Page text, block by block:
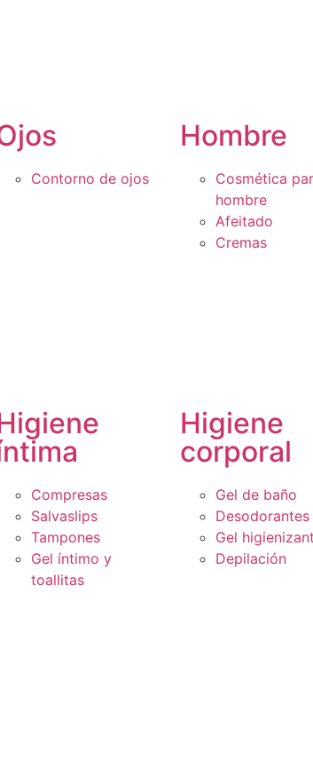
Contorno de ojos
Hombre
Cosmética
hombre
Afeitado
Cremas
Compresas
Salvaslips
Tampones
Gel íntimo y
toallitas
Higiene
corporal
Gel de baño
Desodorantes
Gel
Depilación